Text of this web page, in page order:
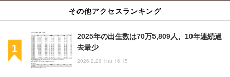
その他アクセスランキング
2025年の出生数は70万5,809人、10年連続過
去最少
2026.2.26 Thu 16:15